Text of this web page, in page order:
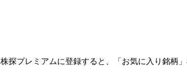
株探プレミアムに登録すると、「お気に入り銘柄